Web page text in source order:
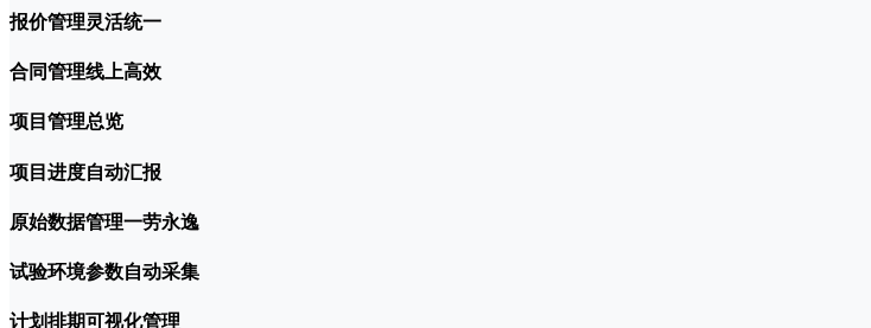
报价管理灵活统一
合同管理线上高效
项目管理总览
项目进度自动汇报
原始数据管理一劳永逸
试验环境参数自动采集
计划排期可视化管理